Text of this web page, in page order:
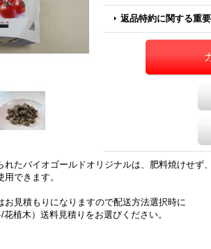
返品特約に関する重
れたバイオゴールドオリジナルは、肥料焼けせず
できます。
見積もりになりますので配送方法選択時に
花植木）送料見積りをお選びください。